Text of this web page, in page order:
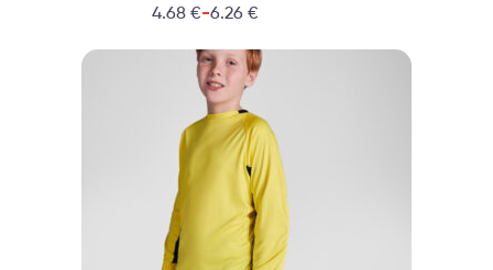
4.68 €-6.26 €